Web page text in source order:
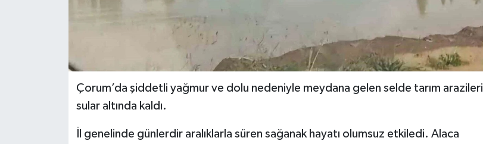
Çorum’da şiddetli yağmur ve dolu nedeniyle meydana gelen selde tarım arazileri
sular altında kaldı.
İl genelinde günlerdir aralıklarla süren sağanak hayatı olumsuz etkiledi. Alaca